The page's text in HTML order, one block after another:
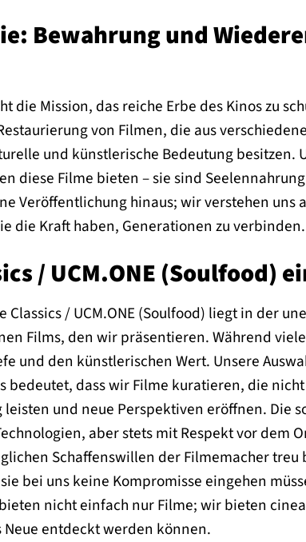
Bewahrung und
die Mission, das reiche Erbe des Kinos zu
von Filmen, die aus
und künstlerische Bedeutung besitzen.
diese Filme bieten – sie sind
Veröffentlichung hinaus; wir verstehen uns
die Kraft haben, Generationen zu verbinden.
/ UCM.ONE (Soulfood)
Classics / UCM.ONE (Soulfood) liegt in der
Films, den wir präsentieren. Während
und den künstlerischen Wert. Unsere
bedeutet, dass wir Filme kuratieren, die
und neue Perspektiven eröffnen. Die
aber stets mit Respekt vor dem
Schaffenswillen der Filmemacher
bei uns keine Kompromisse eingehen
nicht einfach nur Filme; wir bieten
entdeckt werden können.